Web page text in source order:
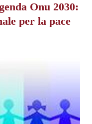
Onu 2030:
per la pace